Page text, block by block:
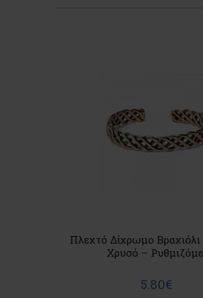
Πλεχτό Δίχρωμο
Χρυσό –
5.80€